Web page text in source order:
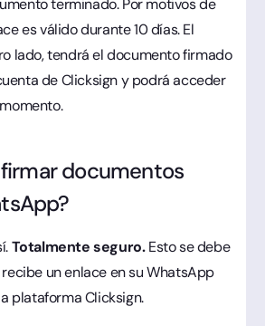
es válido durante 10 días. El
lado, tendrá el documento firmado
de Clicksign y podrá acceder
firmar documentos
Totalmente seguro.Esto se debe
un enlace en su WhatsApp
plataforma Clicksign.